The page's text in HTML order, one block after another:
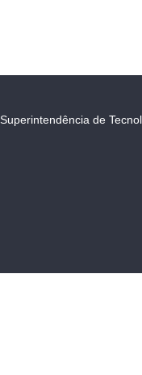
Superintendência de